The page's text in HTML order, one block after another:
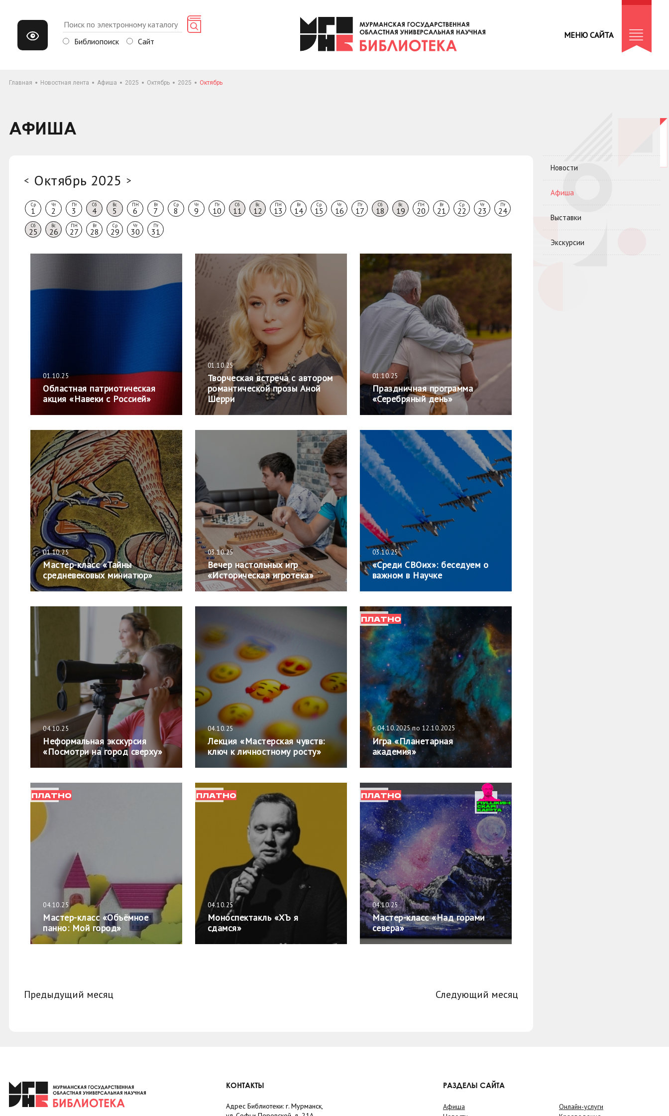
Библиопоиск Сайт
МЕНЮ САЙТА
Главная Новостная лента Афиша 2025 Октябрь 2025 Октябрь
АФИША
< Октябрь 2025 >
Ср
1
Чт
2
Пт
3
Сб
4
Вс
5
ПН
6
Вт
7
Ср
8
Чт
9
Пт
10
Сб
11
Вс
12
ПН
13
Вт
14
Ср
15
Чт
16
Пт
17
Сб
18
Вс
19
ПН
20
Вт
21
Ср
22
Чт
23
Пт
24
Сб
25
Вс
26
ПН
27
Вт
28
Ср
29
Чт
30
Пт
31
01.10.25
Областная патриотическая
акция «Навеки с Россией»
01.10.25
Творческая встреча с автором
романтической прозы Аной
Шерри
01.10.25
Праздничная программа
«Серебряный день»
01.10.25
Мастер-класс «Тайны
средневековых миниатюр»
03.10.25
Вечер настольных игр
«Историческая игротека»
03.10.25
«Среди СВОих»: беседуем о
важном в Научке
04.10.25
Неформальная экскурсия
«Посмотри на город сверху»
04.10.25
Лекция «Мастерская чувств:
ключ к личностному росту»
ПЛАТНО
c 04.10.2025 по 12.10.2025
Игра «Планетарная
академия»
ПЛАТНО
04.10.25
Мастер-класс «Объёмное
панно: Мой город»
ПЛАТНО
04.10.25
Моноспектакль «ХЪ я
сдамся»
ПЛАТНО
04.10.25
Мастер-класс «Над горами
севера»
Предыдущий месяц Следующий месяц
Новости
Афиша
Выставки
Экскурсии
КОНТАКТЫ
Адрес Библиотеки: г. Мурманск,
РАЗДЕЛЫ САЙТА
Афиша
Онлайн-услуги